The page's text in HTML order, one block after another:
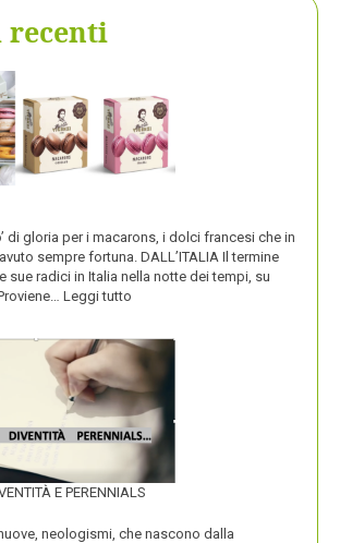
di gloria per i macarons, i dolci francesi che in
sempre fortuna. DALL’ITALIA Il termine
sue radici in Italia nella notte dei tempi, su
Leggi tutto
MACARONS
E PERENNIALS
neologismi, che nascono dalla